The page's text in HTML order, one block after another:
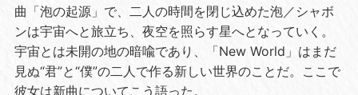
曲「泡の起源」で、二人の時間を閉じ込めた泡／シャボ
ンは宇宙へと旅立ち、夜空を照らす星へとなっていく。
宇宙とは未開の地の暗喩であり、「New World 」はまだ
見ぬ“君”と“僕”の二人で作る新しい世界のことだ。ここで
彼女は新曲についてこう語った。